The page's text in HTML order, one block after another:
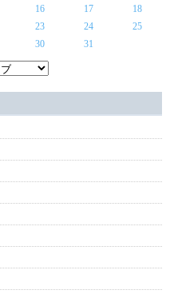
16 17
18
23 24
25
30 31